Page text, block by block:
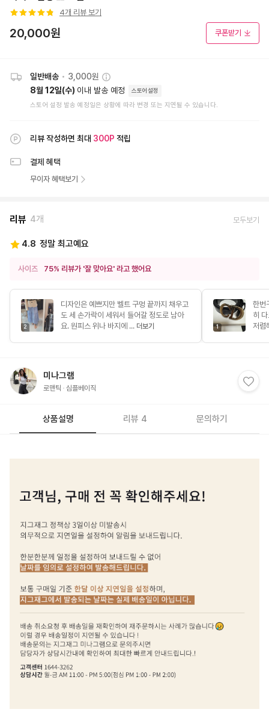
4개 리뷰 보기
20,000원 쿠폰받기
일반배송 • 3,000원
8월 12일(수) 이내 발송 예정 스토어설정
스토어 설정 발송 예정일은 상황에 따라 변경 또는 지연될 수 있습니다.
리뷰 작성하면 최대 300P 적립
결제 혜택
무이자 혜택보기
리뷰 4개 모두보기
4.8 정말 최고예요
사이즈 75% 리뷰가 '잘 맞아요' 라고 했어요
2
디자인은 예쁘지만 벨트 구멍 끝까지 채우고
도 세 손가락이 세워서 들어갈 정도로 남아
요. 원피스 위나 바지에 ... 더보기 1
한번
히
저렴
미나그램
로맨틱 심플베이직
상품설명 리뷰 4 문의하기